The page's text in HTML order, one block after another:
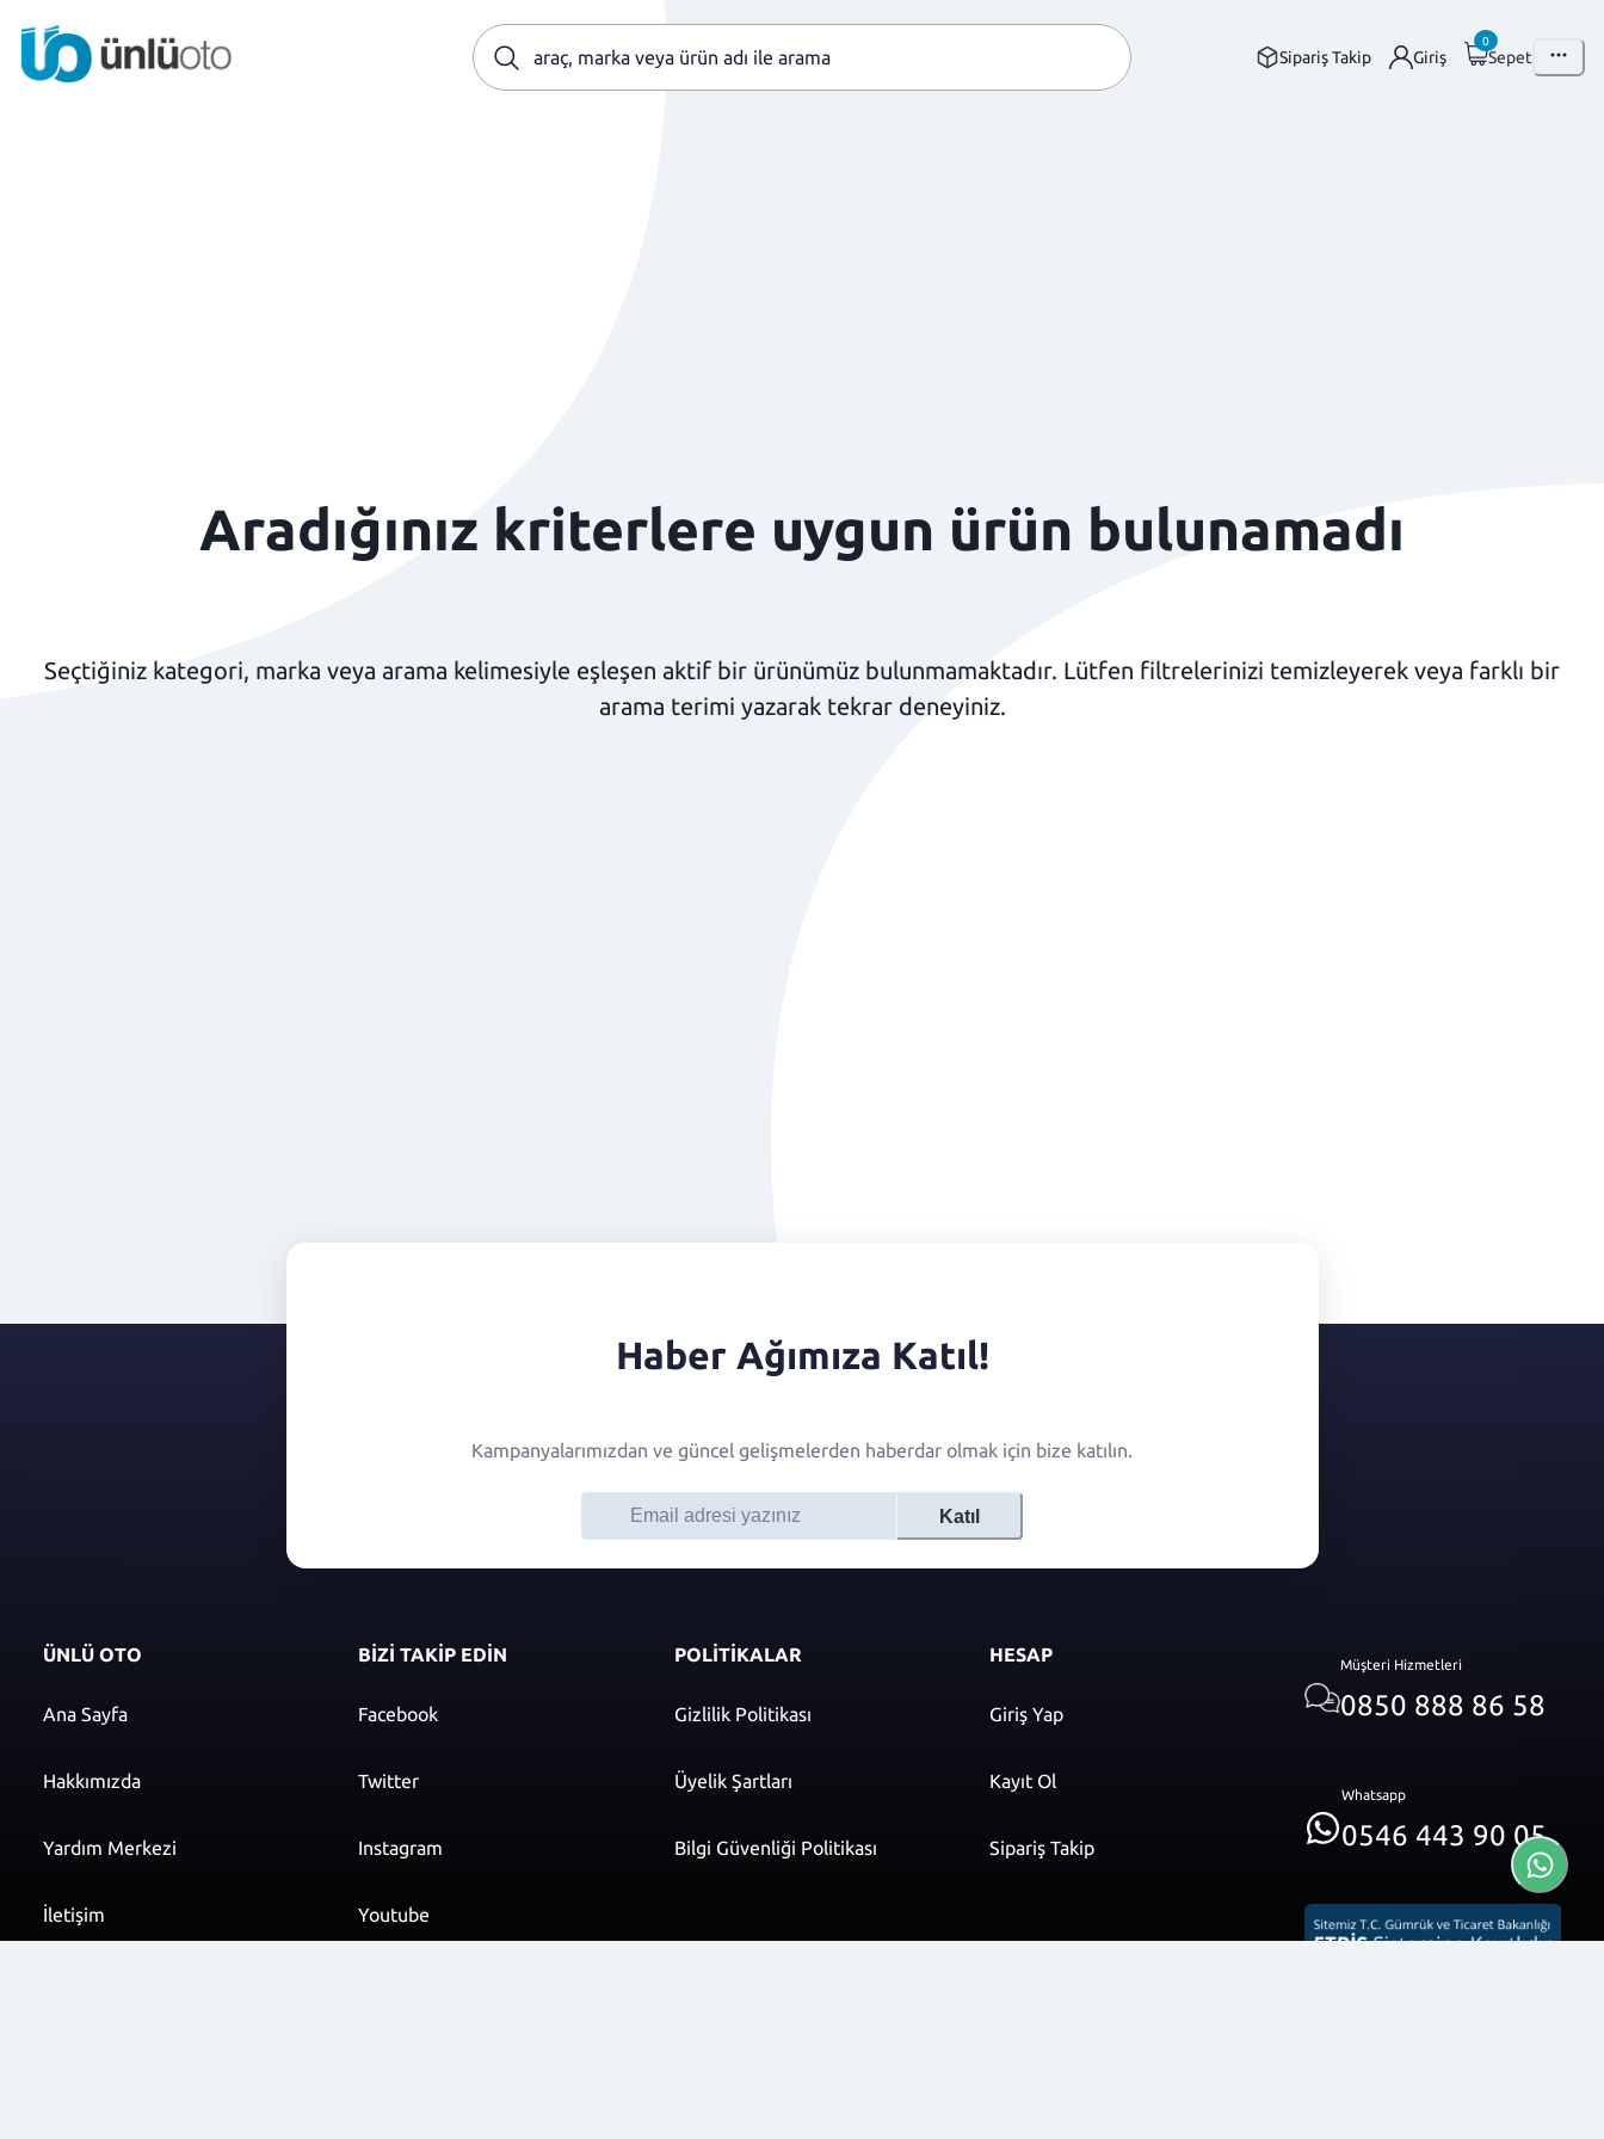
Sipariş Takip Giriş
0
Sepet
Aradığınız kriterlere uygun ürün bulunamadı
Seçtiğiniz kategori, marka veya arama kelimesiyle eşleşen aktif bir ürünümüz bulunmamaktadır. Lütfen filtrelerinizi temizleyerek veya farklı bir
arama terimi yazarak tekrar deneyiniz.
Haber Ağımıza Katıl!
Kampanyalarımızdan ve güncel gelişmelerden haberdar olmak için bize katılın.
Katıl
ÜNLÜ OTO
Ana Sayfa
Hakkımızda
Yardım Merkezi
İletişim
BİZİ TAKİP EDİN
Facebook
Twitter
Instagram
Youtube
POLİTİKALAR
Gizlilik Politikası
Üyelik Şartları
Bilgi Güvenliği Politikası
HESAP
Giriş Yap
Kayıt Ol
Sipariş Takip
Müşteri Hizmetleri
0850 888 86 58
Whatsapp
0546 443 90 05